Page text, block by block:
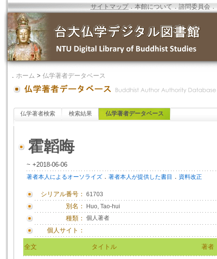
サイトマップ．本館について ．諮問委員会 ．
． ホーム > 仏学著者データベース
仏学著者検索 検索結果 仏学著者データベース
霍韜晦
~ +2018-06-06
著者本人によるオーソライズ ． 著者本人が提供した書目 ． 資料改正
シリアル番号： 61703
別名： Huo, Tao-hui
種類： 個人著者
個人サイト：
全文 タイトル 著者